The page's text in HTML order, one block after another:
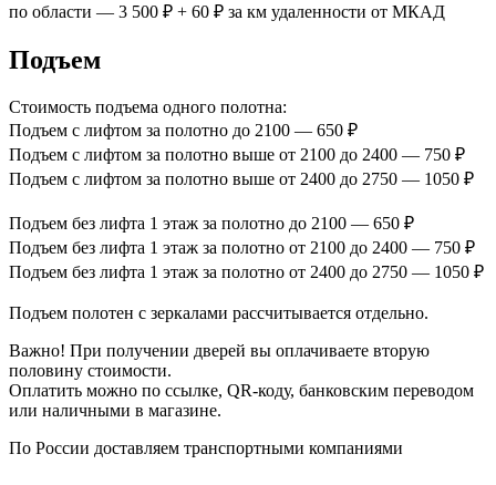
по области — 3 500 ₽ + 60 ₽ за км удаленности от МКАД
Подъем
Стоимость подъема одного полотна:
Подъем с лифтом за полотно до 2100 — 650 ₽
Подъем с лифтом за полотно выше от 2100 до 2400 — 750 ₽
Подъем с лифтом за полотно выше от 2400 до 2750 — 1050 ₽
Подъем без лифта 1 этаж за полотно до 2100 — 650 ₽
Подъем без лифта 1 этаж за полотно от 2100 до 2400 — 750 ₽
Подъем без лифта 1 этаж за полотно от 2400 до 2750 — 1050 ₽
Подъем полотен с зеркалами рассчитывается отдельно.
Важно! При получении дверей вы оплачиваете вторую
половину стоимости.
Оплатить можно по ссылке, QR-коду, банковским переводом
или наличными в магазине.
По России доставляем транспортными компаниями